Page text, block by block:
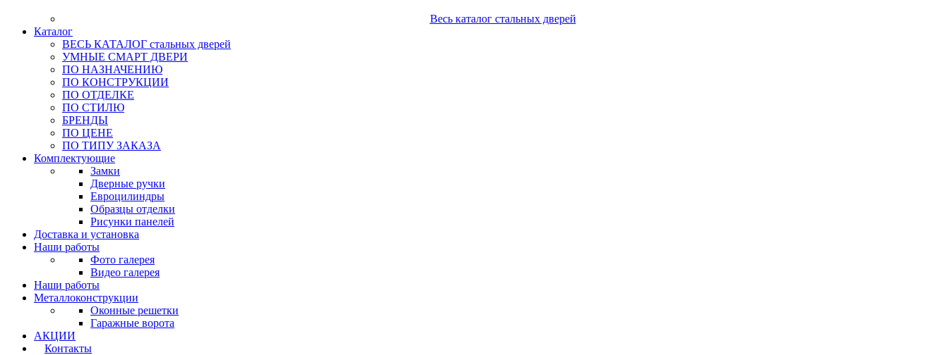
Весь каталог стальных дверей
Каталог
ВЕСЬ КАТАЛОГ стальных дверей
УМНЫЕ СМАРТ ДВЕРИ
ПО НАЗНАЧЕНИЮ
ПО КОНСТРУКЦИИ
ПО ОТДЕЛКЕ
ПО СТИЛЮ
БРЕНДЫ
ПО ЦЕНЕ
ПО ТИПУ ЗАКАЗА
Комплектующие
Замки
Дверные ручки
Евроцилиндры
Образцы отделки
Рисунки панелей
Доставка и установка
Наши работы
Фото галерея
Видео галерея
Наши работы
Металлоконструкции
Оконные решетки
Гаражные ворота
АКЦИИ
Контакты